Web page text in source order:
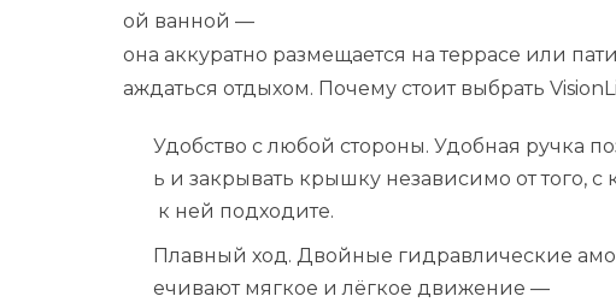
ой ванной —
она аккуратно размещается на террасе или
аждаться отдыхом. Почему стоитвыбрать
Удобство слюбой стороны. Удобная ручка
ь и закрывать крышку независимо оттого, с
к ней подходите.
Плавный ход. Двойные гидравлические
ечиваютмягкое и лёгкое движение —